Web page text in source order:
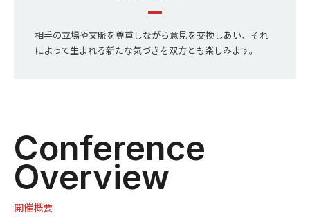
相手の立場や文脈を尊重しながら意見を交換しあい、それ
によって生まれる新たな気づきを双方とも楽しみます。
Conference
Overview
開催概要